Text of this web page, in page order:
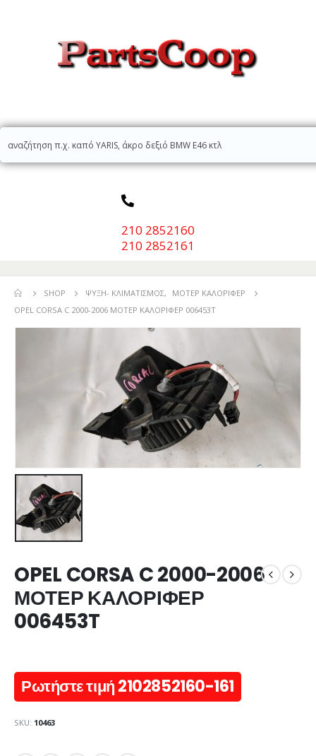
210 2852160
210 2852161
SHOP ΨΎΞΗ- ΚΛΙΜΑΤΙΣΜΌΣ,
ΜΟΤΈΡ ΚΑΛΟΡΙΦΈΡ
OPEL CORSA C 2000-2006 ΜΟΤΕΡ ΚΑΛΟΡΙΦΕΡ 006453T
OPEL CORSA C 2000-2006
ΜΟΤΕΡ ΚΑΛΟΡΙΦΕΡ
006453T
Ρωτήστε τιμή 2102852160-161
SKU: 10463